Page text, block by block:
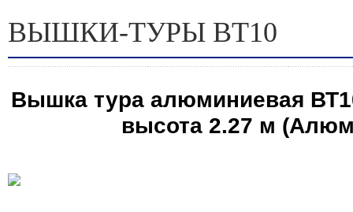
от
до
ВЫШКИ-ТУРЫ ВТ10
Вышка тура алюминиевая
высота 2.27 м